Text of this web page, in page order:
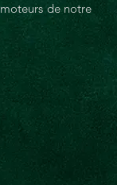
de notre